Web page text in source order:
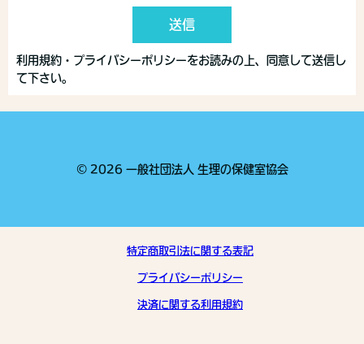
送信
利用規約・プライバシーポリシーをお読みの上、同意して送信し
て下さい。
© 2026 一般社団法人 生理の保健室協会
特定商取引法に関する表記
プライバシーポリシー
決済に関する利用規約